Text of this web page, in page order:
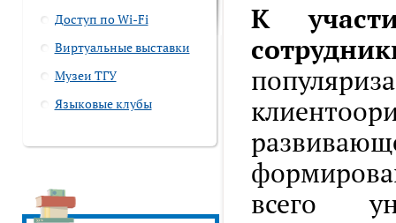
Доступ по Wi-Fi
Виртуальные выставки
Музеи ТГУ
Языковые клубы
К
всего